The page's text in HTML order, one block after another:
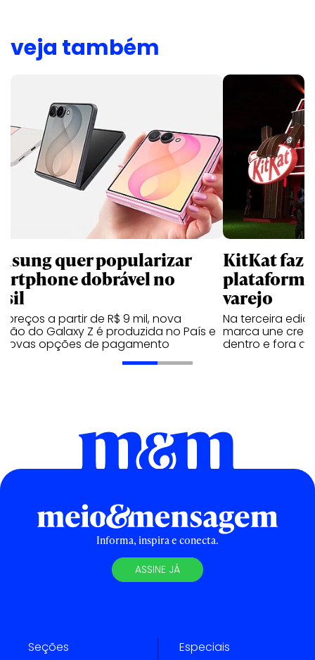
veja também
quer popularizar
dobrável no
preços a partir de R$ 9 mil, nova
do Galaxy Z é produzida no País e
opções de pagamento
KitKat faz
plataforma
varejo
Na terceira
marca une
dentro e fora
Informa, inspira e conecta.
ASSINE JÁ
Seções Especiais